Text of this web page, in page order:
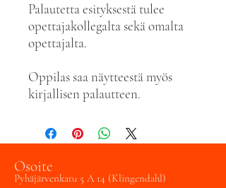
Palautetta esityksestä tulee
opettajakollegalta sekä omalta
opettajalta.
Oppilas saa näytteestä myös
kirjallisen palautteen.
Osoite
Pyhäjärvenkatu 5 A 14 (Klingendahl)